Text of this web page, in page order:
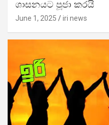
ශාසනයට පූජා කරයි
June 1, 2025 iri news